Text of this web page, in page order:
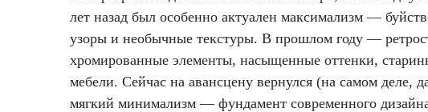
лет назад был особенно актуален максимализм —
узоры и необычные текстуры. В прошлом году —
хромированные элементы, насыщенные оттенки,
мебели. Сейчас на авансцену вернулся (на самом деле,
мягкий минимализм — фундамент современного